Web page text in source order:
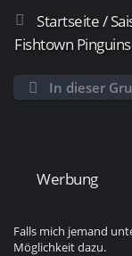
Startseite/
Fishtown
In dieser
Werbung
Falls mich jemand
Möglichkeit dazu.